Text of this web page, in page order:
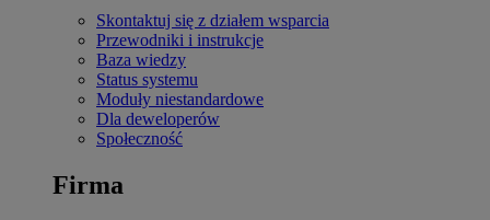
Skontaktuj się z działem wsparcia
Przewodniki i instrukcje
Baza wiedzy
Status systemu
Moduły niestandardowe
Dla deweloperów
Społeczność
Firma